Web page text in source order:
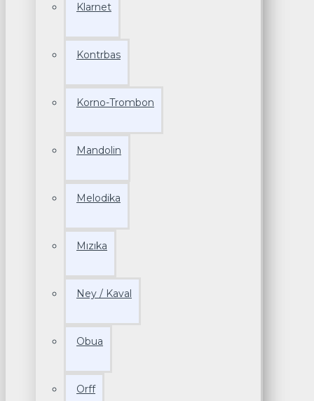
Klarnet
Kontrbas
Korno-Trombon
Mandolin
Melodika
Mızıka
Ney / Kaval
Obua
Orff